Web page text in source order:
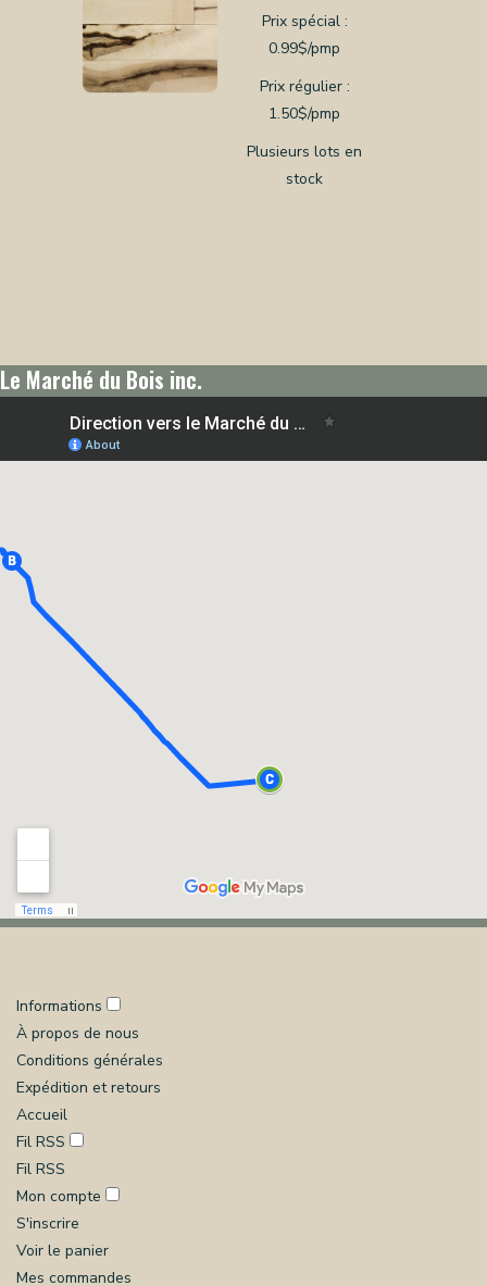
Prix spécial :
0.99$/pmp
Prix régulier :
1.50$/pmp
Plusieurs lots en
stock
Le Marché du Bois inc.
Informations
À propos de nous
Conditions générales
Expédition et retours
Accueil
Fil RSS
Fil RSS
Mon compte
S'inscrire
Voir le panier
Mes commandes